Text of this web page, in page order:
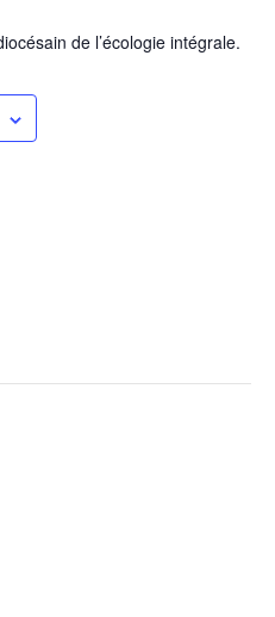
de l’écologie intégrale.